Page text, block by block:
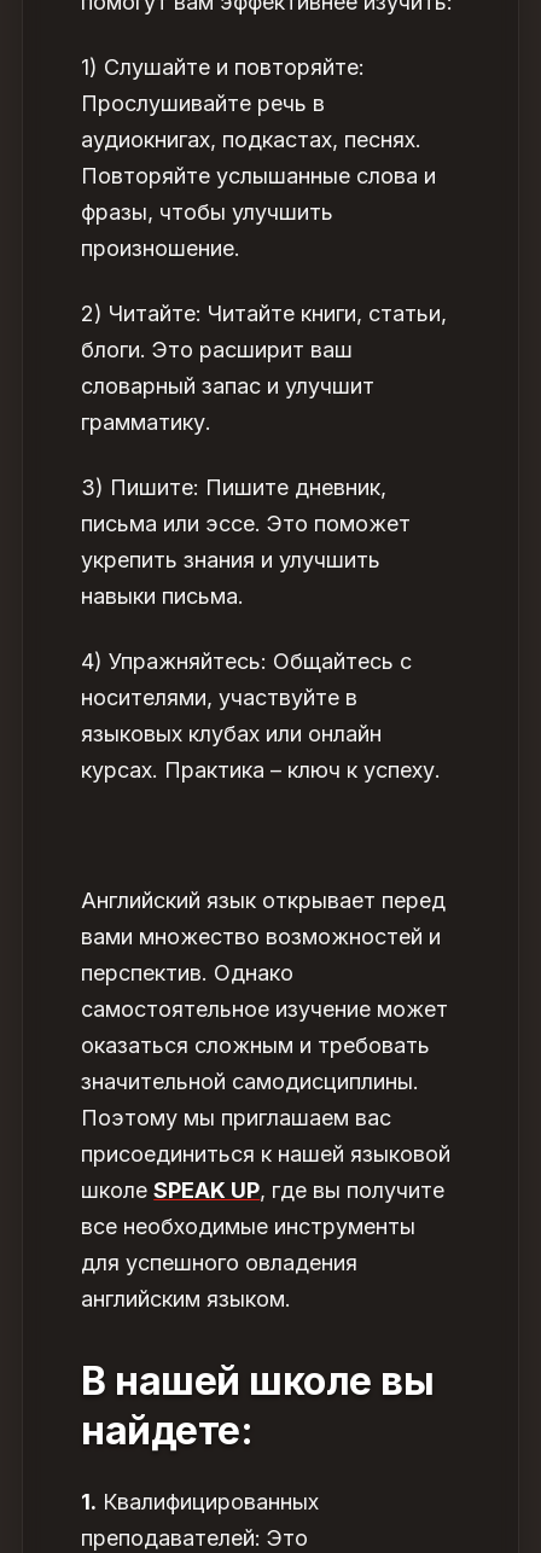
1) Слушайте и повторяйте:
Прослушивайте речь в
аудиокнигах, подкастах, песнях.
Повторяйте услышанные слова и
фразы, чтобы улучшить
произношение.
2) Читайте: Читайте книги, статьи,
блоги. Это расширит ваш
словарный запас и улучшит
грамматику.
3) Пишите: Пишите дневник,
письма или эссе. Это поможет
укрепить знания и улучшить
навыки письма.
4) Упражняйтесь: Общайтесь с
носителями, участвуйте в
языковых клубах или онлайн
курсах. Практика – ключ к успеху.
Английскийязык открывает перед
вами множество возможностей и
перспектив. Однако
самостоятельное изучение может
оказаться сложным и требовать
значительной самодисциплины.
Поэтому мы приглашаем вас
присоединиться к нашей языковой
школеSPEAK UP, где вы получите
все необходимые инструменты
для успешного овладения
английским языком.
В нашей школе вы
найдете:
1. Квалифицированных
преподавателей: Это